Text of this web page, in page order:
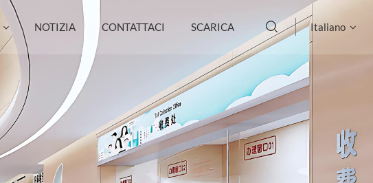
NOTIZIA CONTATTACI SCARICA Italiano
English
français
Deutsch